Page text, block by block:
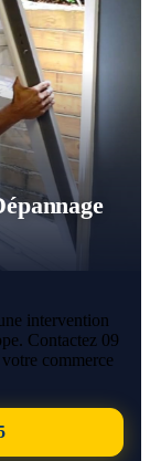
intervention
Contactez 09
commerce